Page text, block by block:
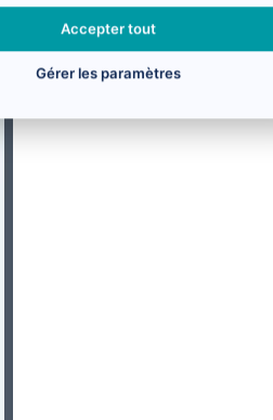
Accepter tout
Gérer les paramètres